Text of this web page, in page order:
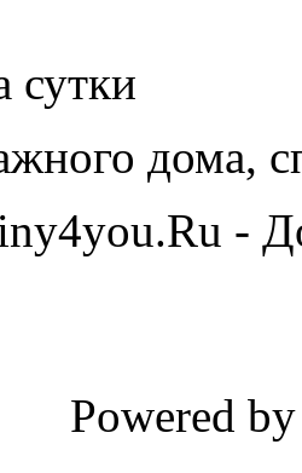
сутки
дома,
-
Powered